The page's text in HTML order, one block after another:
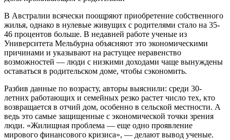
В Австралии всячески поощряют приобретение собственного
жилья, однако в нулевые живущих с родителями стало на 35-
46 процентов больше. В недавней работе ученые из
Университета Мельбурна объясняют это экономическими
причинами и указывают на растущее неравенство
возможностей — люди с низкими доходами чаще вынуждены
оставаться в родительском доме, чтобы сэкономить.
Разбив данные по возрасту, авторы выяснили: среди 30-
летних работающих и семейных резко растет число тех, кто
возвращается в отчий дом, особенно в сельской местности. А
ведь это самые защищенные с экономической точки зрения
люди. «Жилищная проблема — еще одно проявление
мирового финансового кризиса», — делают вывод ученые.